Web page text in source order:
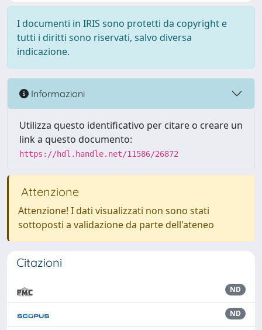
I documenti in IRIS sono protetti da copyright e
tutti i diritti sono riservati, salvo diversa
indicazione.
Informazioni
Utilizza questo identificativo per citare o creare un
link a questo documento:
https://hdl.handle.net/11586/26872
Attenzione
Attenzione! I dati visualizzati non sono stati
sottoposti a validazione da parte dell'ateneo
Citazioni
ND
ND